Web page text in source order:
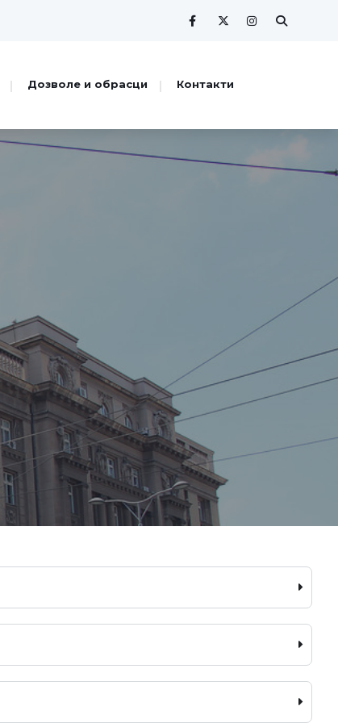
Дозволе и обрасци Контакти